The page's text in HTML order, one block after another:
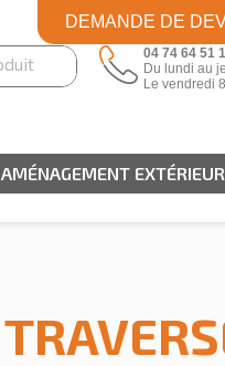
DEMANDE DE
04 74 64 51
Du lundi au
Le vendredi
AMÉNAGEMENT EXTÉRIEUR